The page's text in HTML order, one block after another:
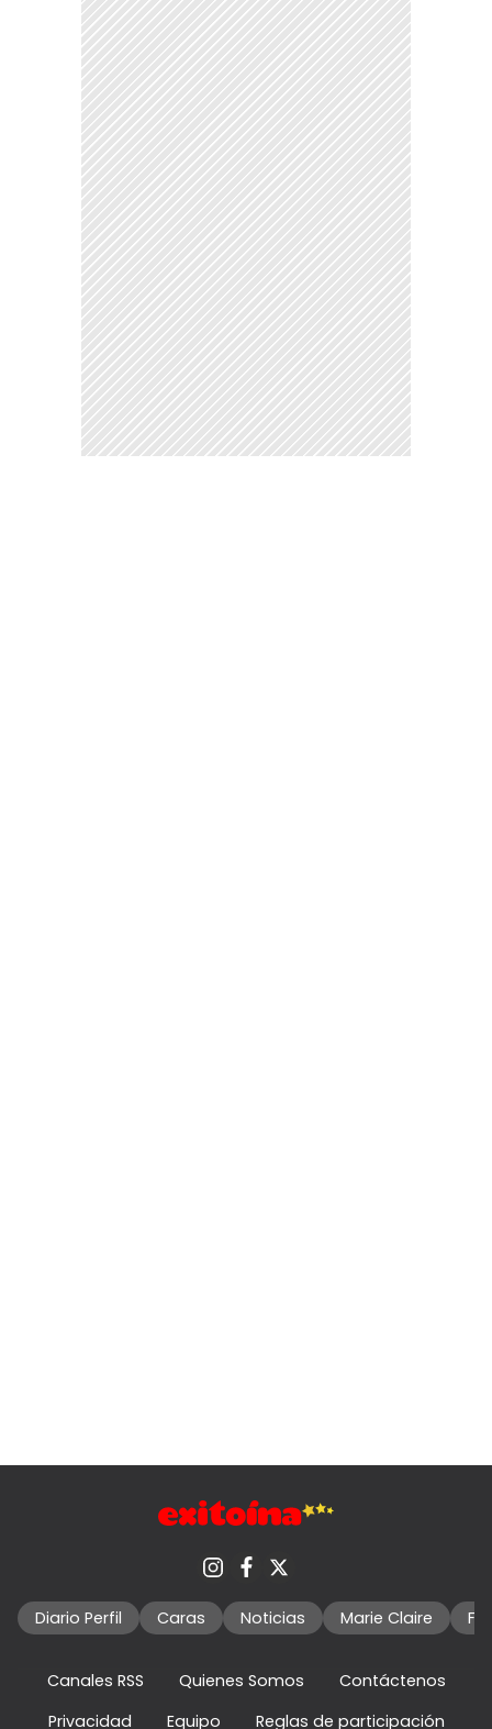
Diario Perfil Caras Noticias Marie Claire
Canales RSS Quienes Somos
Contáctenos
Privacidad
Equipo Reglas de participación